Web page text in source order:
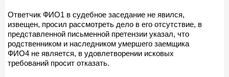
Ответчик ФИО1 в судебное заседание не явился,
извещен, просил рассмотреть дело в его отсутствие, в
представленной письменной претензии указал, что
родственником и наследником умершего заемщика
ФИО4 не является, в удовлетворении исковых
требований просит отказать.